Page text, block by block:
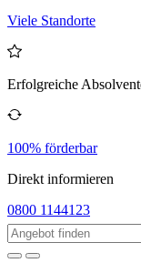
Viele Standorte
Erfolgreiche
100% förderbar
Direkt informieren
0800 1144123